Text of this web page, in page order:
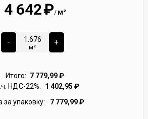
4 642₽/ м²
-
м²
+
Итого: 7 779,99₽
НДС-22%:
1 402,95 ₽
за упаковку:
7 779,99₽